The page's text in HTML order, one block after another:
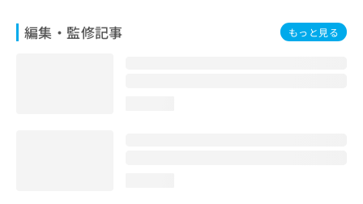
編集・監修記事 もっと見る